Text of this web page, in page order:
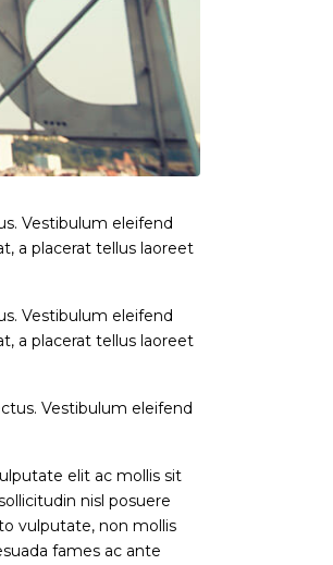
Vestibulum eleifend
a placerat tellus laoreet
Vestibulum eleifend
a placerat tellus laoreet
Vestibulum eleifend
elit ac mollis sit
nisl posuere
vulputate, non mollis
fames ac ante